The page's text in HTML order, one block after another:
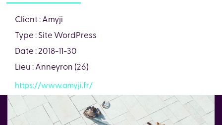
Client : Amyji
Type : Site WordPress
Date : 2018-11-30
Lieu : Anneyron (26)
https://www.amyji.fr/